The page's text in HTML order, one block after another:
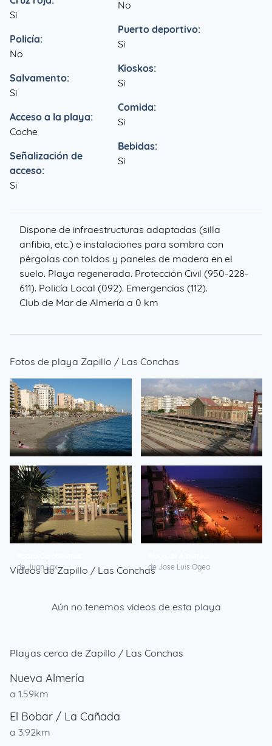
Si
Policía:
No
Salvamento:
Si
Acceso a la playa:
Coche
Señalización de
acceso:
Si
No
Puerto deportivo:
Si
Kioskos:
Si
Comida:
Si
Bebidas:
Si
Dispone de infraestructuras adaptadas (silla
anfibia, etc.) e instalaciones para sombra con
pérgolas con toldos y paneles de madera en el
suelo. Playa regenerada. Protección Civil (950-228-
611). Policía Local (092). Emergencias (112).
Club de Mar de Almería a 0 km
Fotos de playa Zapillo / Las Conchas
Playas Zapillo desde San
Miguel
de Juan Lax
EstaciÃ³n de Tren - Almeria,
Spain
de Isaac Garcia
de Juan Lax
de Jose Luis Ogea
Videos de Zapillo / Las Conchas
Aún no tenemos videos de esta playa
Playas cerca de Zapillo / Las Conchas
Nueva Almería
a 1.59km
El Bobar / La Cañada
a 3.92km